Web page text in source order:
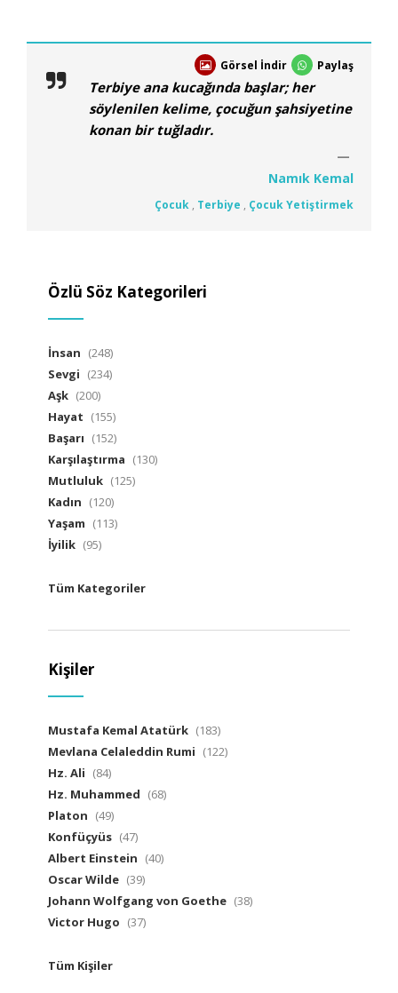
Görsel İndir Paylaş
Terbiye ana kucağında başlar; her
söylenilen kelime, çocuğun şahsiyetine
konan bir tuğladır.
Namık Kemal
Çocuk , Terbiye , Çocuk Yetiştirmek
Özlü Söz Kategorileri
İnsan (248)
Sevgi (234)
Aşk (200)
Hayat (155)
Başarı (152)
Karşılaştırma (130)
Mutluluk (125)
Kadın (120)
Yaşam (113)
İyilik (95)
Tüm Kategoriler
Kişiler
Mustafa Kemal Atatürk (183)
Mevlana Celaleddin Rumi (122)
Hz. Ali (84)
Hz. Muhammed (68)
Platon (49)
Konfüçyüs (47)
Albert Einstein (40)
Oscar Wilde (39)
Johann Wolfgang von Goethe (38)
Victor Hugo (37)
Tüm Kişiler